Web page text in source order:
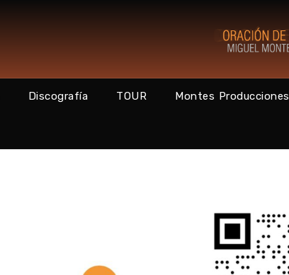
Discografía TOUR Montes Producciones